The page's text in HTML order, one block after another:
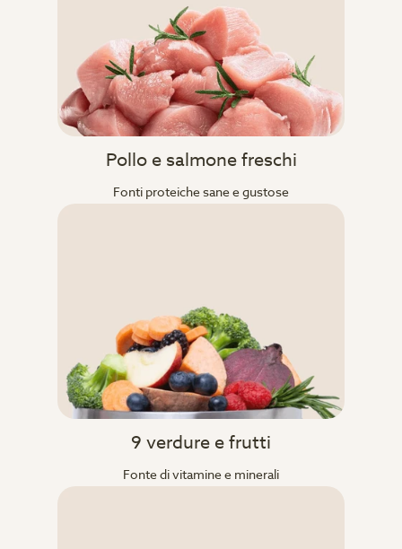
Pollo e salmone freschi
Fonti proteiche sane e gustose
9 verdure e frutti
Fonte di vitamine e minerali